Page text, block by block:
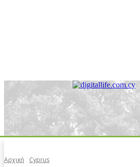
Αρχική Cyprus